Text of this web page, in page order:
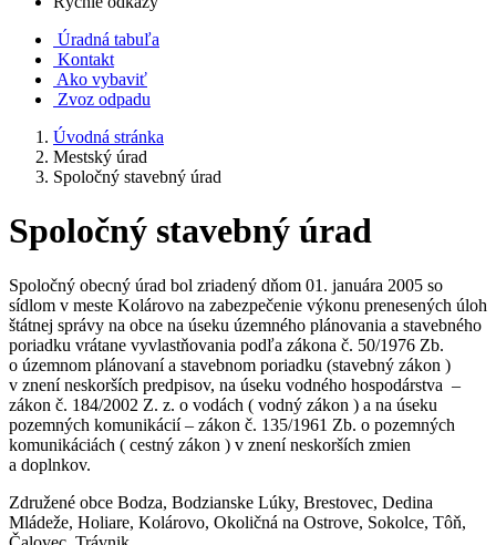
Úradná tabuľa
Kontakt
Ako vybaviť
Zvoz odpadu
Úvodná stránka
Mestský úrad
Spoločný stavebný úrad
Spoločný stavebný úrad
Spoločný obecný úrad bol zriadený dňom 01. januára 2005 so
sídlom v meste Kolárovo na zabezpečenie výkonu prenesených úloh
štátnej správy na obce na úseku územného plánovania a stavebného
poriadku vrátane vyvlastňovania podľa zákona č. 50/1976 Zb.
o územnom plánovaní a stavebnom poriadku (stavebný zákon )
v znení neskorších predpisov, na úseku vodného hospodárstva –
zákon č. 184/2002 Z. z. o vodách ( vodný zákon ) a na úseku
pozemných komunikácií – zákon č. 135/1961 Zb. o pozemných
komunikáciách ( cestný zákon ) v znení neskorších zmien
a doplnkov.
Združené obce Bodza, Bodzianske Lúky, Brestovec, Dedina
Mládeže, Holiare, Kolárovo, Okoličná na Ostrove, Sokolce, Tôň,